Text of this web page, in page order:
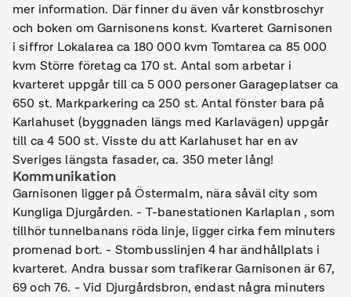
mer information. Där finner du även vår konstbroschyr
och boken om Garnisonens konst. Kvarteret Garnisonen
i siffror Lokalarea ca 180 000 kvm Tomtarea ca 85 000
kvm Större företag ca 170 st. Antal som arbetar i
kvarteret uppgår till ca 5 000 personer Garageplatser ca
650 st. Markparkering ca 250 st. Antal fönster bara på
Karlahuset (byggnaden längs med Karlavägen) uppgår
till ca 4 500 st. Visste du att Karlahuset har en av
Sveriges längsta fasader, ca. 350 meter lång!
Kommunikation
Garnisonen ligger på Östermalm, nära såväl city som
Kungliga Djurgården. - T-banestationen Karlaplan , som
tillhör tunnelbanans röda linje, ligger cirka fem minuters
promenad bort. - Stombusslinjen 4 har ändhållplats i
kvarteret. Andra bussar som trafikerar Garnisonen är 67,
69 och 76. - Vid Djurgårdsbron, endast några minuters